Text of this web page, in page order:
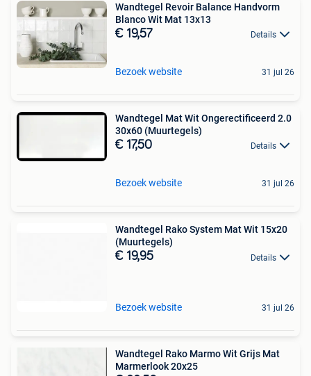
Wandtegel Revoir Balance Handvorm
Blanco Wit Mat 13x13
€ 19,57 Details
Bezoek website 31 jul 26
Wandtegel Mat Wit Ongerectificeerd 2.0
30x60 (Muurtegels)
€ 17,50 Details
Bezoek website 31 jul 26
Wandtegel Rako System Mat Wit 15x20
(Muurtegels)
€ 19,95 Details
Bezoek website 31 jul 26
Wandtegel Rako Marmo Wit Grijs Mat
Marmerlook 20x25